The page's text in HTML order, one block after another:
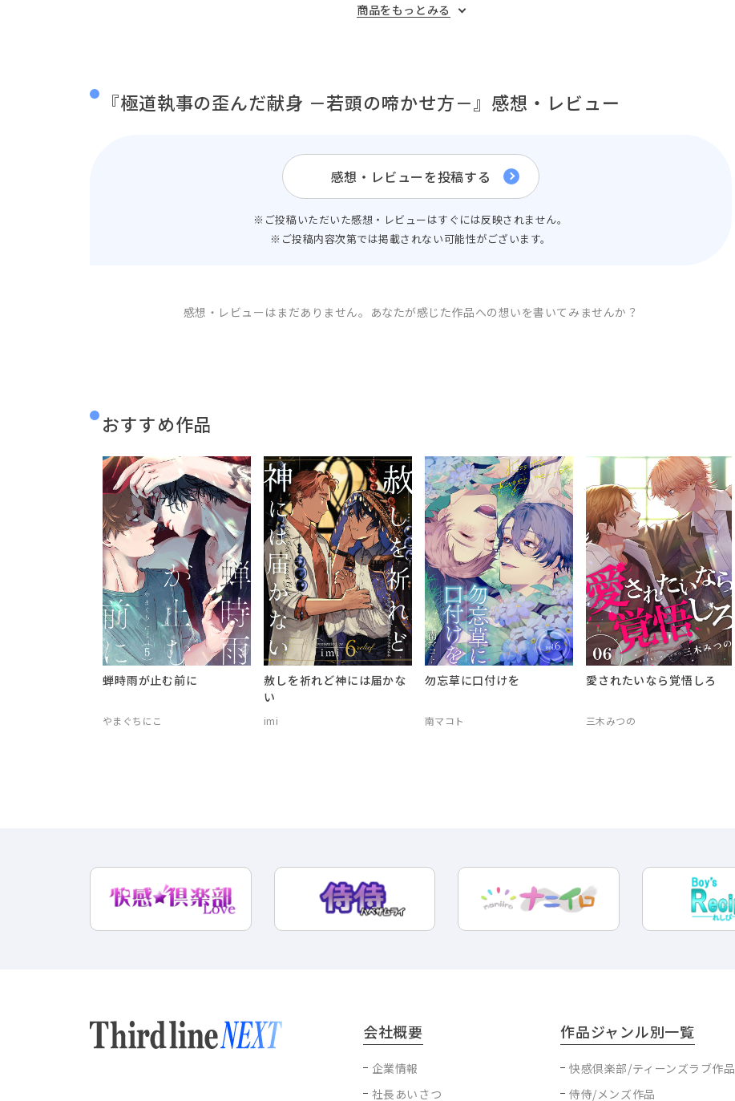
商品をもっとみる
『極道執事の歪んだ献身 －若頭の啼かせ方－』感想・レビュー
感想・レビューを投稿する
※ご投稿いただいた感想・レビューはすぐには反映されません。
※ご投稿内容次第では掲載されない可能性がございます。
感想・レビューはまだありません。 あなたが感じた作品への想いを書いてみませんか？
おすすめ作品
蝉時雨が止む前に
やまぐちにこ
赦しを祈れど神には届かな
い
imi
勿忘草に口付けを
南マコト
愛されたいなら覚悟しろ
三木みつの
会社概要
企業情報
社長あいさつ
作品ジャンル別一覧
快感倶楽部/ティーンズラブ作品
侍侍/メンズ作品